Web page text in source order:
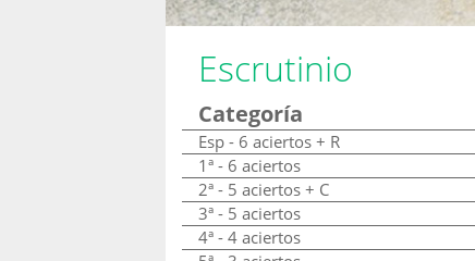
Escrutinio
Categoría
Esp - 6 aciertos + R
1ª - 6 aciertos
2ª - 5 aciertos + C
3ª - 5 aciertos
4ª - 4 aciertos